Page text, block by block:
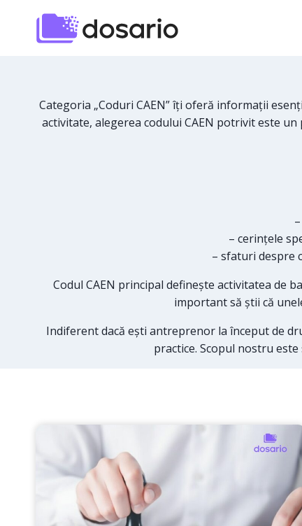
content
Categoria „Coduri CAEN” îți oferă informații
activitate, alegerea codului CAEN potrivit este
– cerințele
– sfaturi despre
Codul CAEN principal definește activitatea de
important să știi că
Indiferent dacă ești antreprenor la început de
practice. Scopul nostru